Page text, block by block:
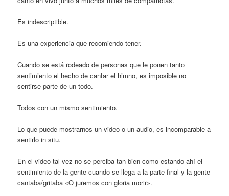
Es indescriptible.
Es una experiencia que recomiendo tener.
Cuando se está rodeado de personas que le ponen tanto
sentimiento el hecho de cantar el himno, es imposible no
sentirse parte de un todo.
Todos con un mismo sentimiento.
Lo que puede mostrarnos un video o un audio, es incomparable a
sentirlo in situ.
En el video tal vez no se perciba tan bien como estando ahí el
sentimiento de la gente cuando se llega a la parte final y la gente
cantaba/gritaba «O juremos con gloria morir».